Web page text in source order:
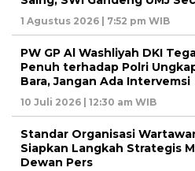
1 Agustus 2026 | 7:52 pm WIB
PW GP Al Washliyah DKI
Penuh terhadap Polri
Bara, Jangan Ada Intervemsi
10 Juli 2026 | 12:30 am WIB
Standar Organisasi
Siapkan Langkah Strategis
Dewan Pers